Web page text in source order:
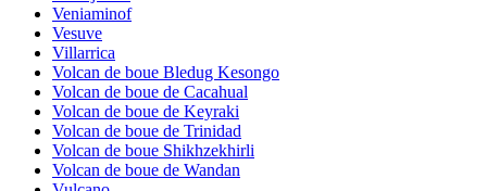
Veniaminof
Vesuve
Villarrica
Volcan de boue Bledug Kesongo
Volcan de boue de Cacahual
Volcan de boue de Keyraki
Volcan de boue de Trinidad
Volcan de boue Shikhzekhirli
Volcan de boue de Wandan